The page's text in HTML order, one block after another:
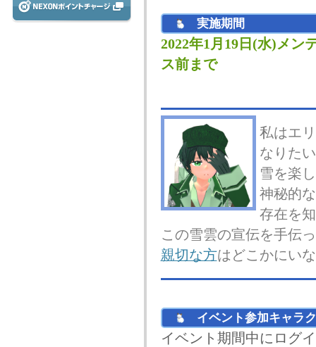
実施期間
2022年1月19日(水)メン
ス前まで
私はエ
なりたい
雪を楽
神秘的
存在を
この雪雲の宣伝を手伝
親切な方はどこかにい
イベント参加キャラ
イベント期間中にログ